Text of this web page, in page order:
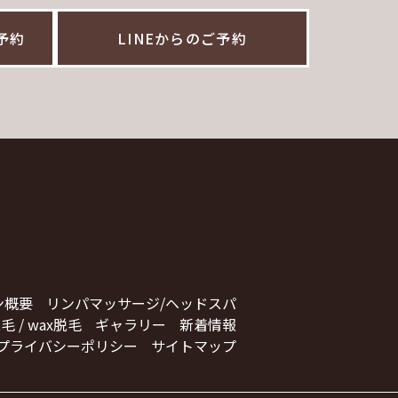
約 LINEからのご予約
概要
リンパマッサージ/ヘッドスパ
/ wax脱毛
ギャラリー
新着情報
ライバシーポリシー
サイトマップ